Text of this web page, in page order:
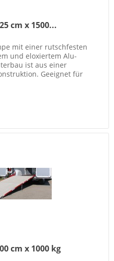
cm x 1500...
mit einer rutschfesten
und eloxiertem Alu-
ist aus einer
Geeignet für
cm x 1000 kg